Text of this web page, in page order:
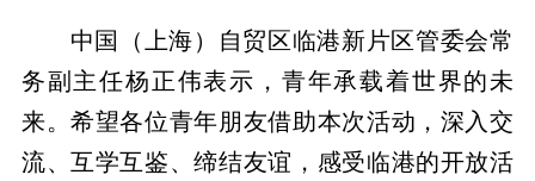
中国（上海）自贸区临港新片区管委会常
务副主任杨正伟表示，青年承载着世界的未
来。希望各位青年朋友借助本次活动，深入交
流、互学互鉴、缔结友谊，感受临港的开放活